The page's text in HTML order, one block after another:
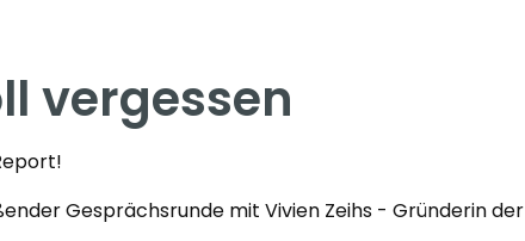
vergessen
Gesprächsrunde mit Vivien Zeihs - Gründerin der